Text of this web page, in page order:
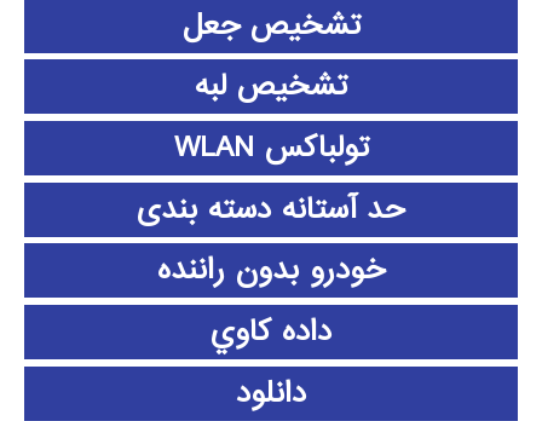
تشخیص جعل
تشخیص لبه
تولباکس WLAN
حد آستانه دسته بندی
خودرو بدون راننده
داده كاوي
دانلود